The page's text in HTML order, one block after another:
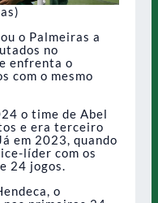
o Palmeiras a
no
enfrenta o
com o mesmo
o time de Abel
e era terceiro
em 2023, quando
líder com os
24 jogos.
o